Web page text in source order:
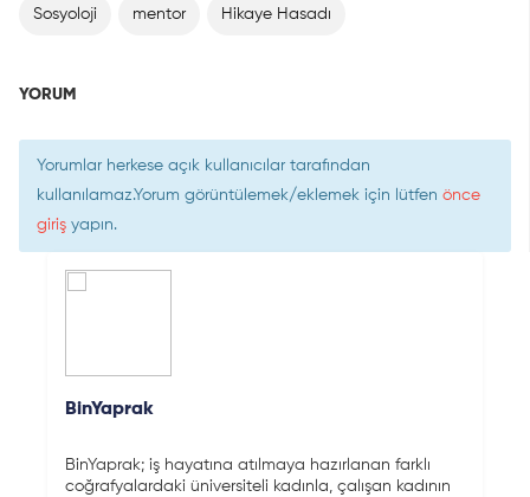
Sosyoloji mentor Hikaye Hasadı
YORUM
Yorumlar herkese açık kullanıcılar tarafından
kullanılamaz.Yorum görüntülemek/eklemek için lütfen önce
giriş yapın.
BinYaprak
BinYaprak; iş hayatına atılmaya hazırlanan farklı
coğrafyalardaki üniversiteli kadınla, çalışan kadının